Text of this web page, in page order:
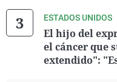
ESTADOS UNIDOS
El hijo del
el cáncer que
extendido":